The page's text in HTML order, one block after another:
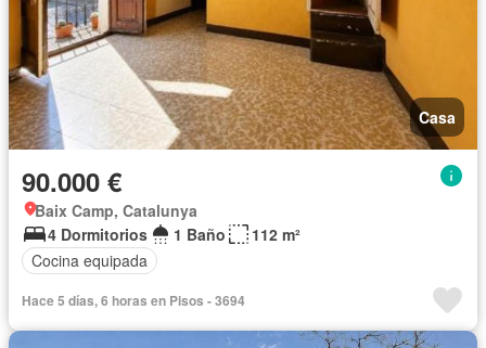
Casa
90.000 €
Baix Camp, Catalunya
4 Dormitorios
1 Baño
112 m²
Cocina equipada
Hace 5 días, 6 horas en Pisos - 3694